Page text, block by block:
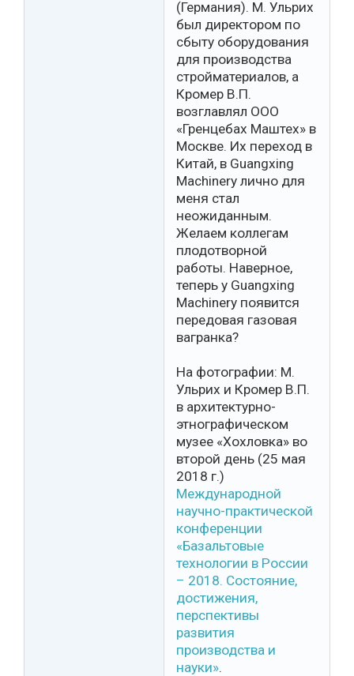
(Германия). М. Ульрих
был директором по
сбыту оборудования
для производства
стройматериалов, а
Кромер В.П.
возглавлял ООО
«Гренцебах Маштех» в
Москве. Их переход в
Китай, в Guangxing
Machinery лично для
меня стал
неожиданным.
Желаем коллегам
плодотворной
работы. Наверное,
теперь у Guangxing
Machinery появится
передовая газовая
вагранка?
На фотографии: М.
Ульрих и Кромер В.П.
в архитектурно-
этнографическом
музее «Хохловка» во
второй день (25 мая
2018 г.)
Международной
научно-практической
конференции
«Базальтовые
технологии в России
– 2018. Состояние,
достижения,
перспективы
развития
производства и
науки».